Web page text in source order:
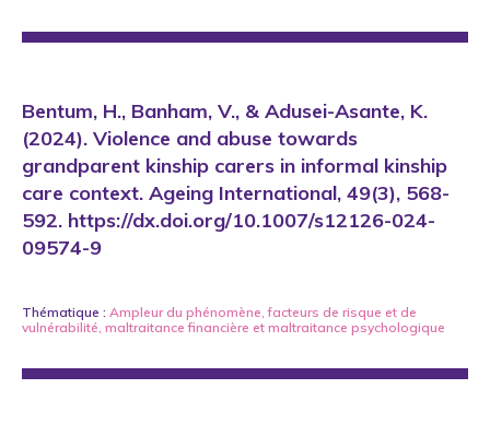
Bentum, H., Banham, V., & Adusei-Asante, K.
(2024). Violence and abuse towards
grandparent kinship carers in informal kinship
care context. Ageing International, 49(3), 568-
592. https://dx.doi.org/10.1007/s12126-024-
09574-9
Thématique : Ampleur du phénomène,facteurs de risque et de
vulnérabilité, maltraitance financière et maltraitance psychologique